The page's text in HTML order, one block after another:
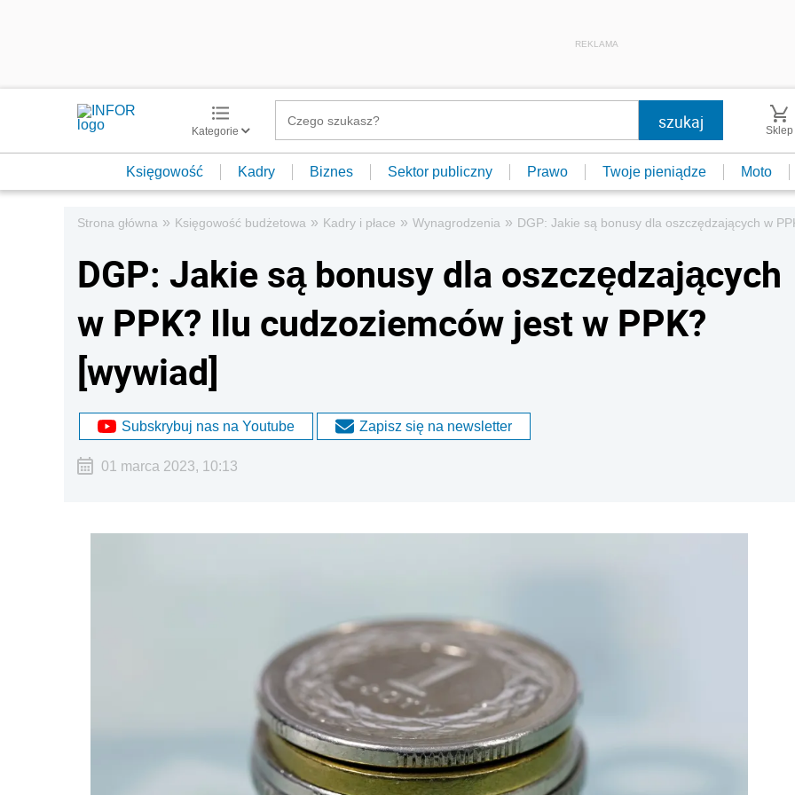
REKLAMA
Kategorie Sklep
Księgowość Kadry Biznes Sektor publiczny Prawo Twoje pieniądze Moto
Strona główna » Księgowość budżetowa » Kadry i płace » Wynagrodzenia » DGP: Jakie są bonusy dla oszczędzających w
DGP: Jakie są bonusy dla oszczędzających
w PPK? Ilu cudzoziemców jest w PPK?
[wywiad]
Subskrybuj nas na Youtube Zapisz się na newsletter
01 marca 2023, 10:13